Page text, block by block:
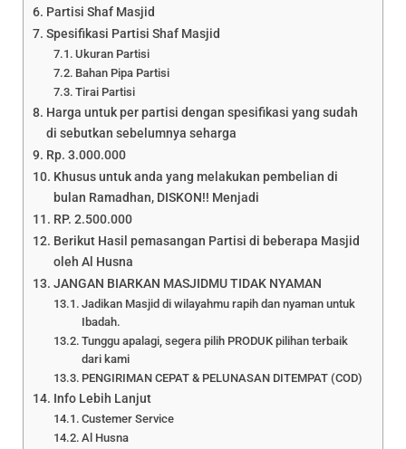
Partisi Shaf Masjid
Spesifikasi Partisi Shaf Masjid
Ukuran Partisi
Bahan Pipa Partisi
Tirai Partisi
Harga untuk per partisi dengan spesifikasi yang sudah
di sebutkan sebelumnya seharga
Rp. 3.000.000
Khusus untuk anda yang melakukan pembelian di
bulan Ramadhan, DISKON!! Menjadi
RP. 2.500.000
Berikut Hasil pemasangan Partisi di beberapa Masjid
oleh Al Husna
JANGAN BIARKAN MASJIDMU TIDAK NYAMAN
Jadikan Masjid di wilayahmu rapih dan nyaman untuk
Ibadah.
Tunggu apalagi, segera pilih PRODUK pilihan terbaik
dari kami
PENGIRIMAN CEPAT & PELUNASAN DITEMPAT (COD)
Info Lebih Lanjut
Custemer Service
Al Husna